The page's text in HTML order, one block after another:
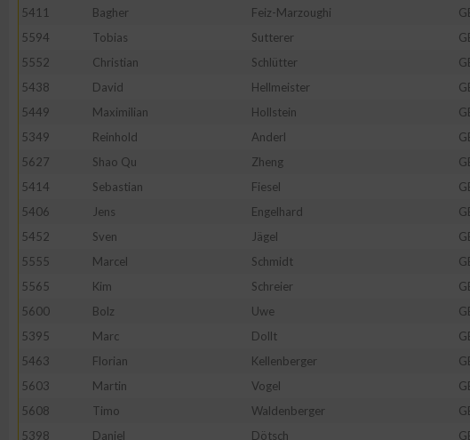
5411
Bagher Feiz-Marzoughi
5594
Tobias Sutterer
5552
Christian Schlütter
5438
David Hellmeister
5449
Maximilian Hollstein
5349
Reinhold Anderl
5627
Shao Qu Zheng
5414
Sebastian Fiesel
5406
Jens Engelhard
5452
Sven Jägel
5555
Marcel Schmidt
5565
Kim Schreier
5600
Bolz Uwe
5395
Marc Dollt
5463
Florian Kellenberger
5603
Martin Vogel
5608
Timo Waldenberger
5398
Daniel Dötsch
Verwendung reduzierter Daten zur Auswahl von Inhalten
Verwendung genauer Standortdaten
Geräte anhand von aktiv angeforderten Informationen identifizieren
Notwendig
Performance
Werbung